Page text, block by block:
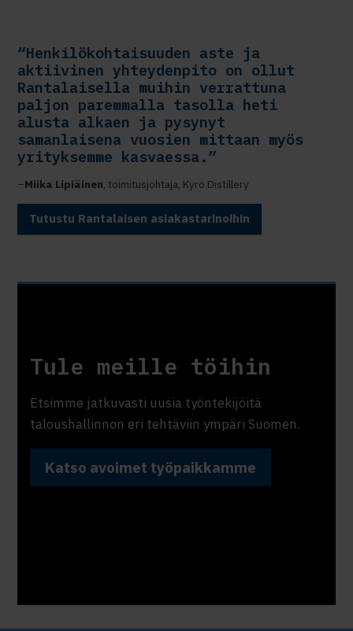
“Henkilökohtaisuuden aste ja
aktiivinen yhteydenpito on ollut
Rantalaisella muihin verrattuna
paljon paremmalla tasolla heti
alusta alkaen ja pysynyt
samanlaisena vuosien mittaan myös
yrityksemme kasvaessa.”
–Miika Lipiäinen, toimitusjohtaja, Kyrö Distillery
Tutustu Rantalaisen asiakastarinoihin
Tule meille töihin
Etsimme jatkuvasti uusia työntekijöitä
taloushallinnon eri tehtäviin ympäri Suomen.
Katso avoimet työpaikkamme